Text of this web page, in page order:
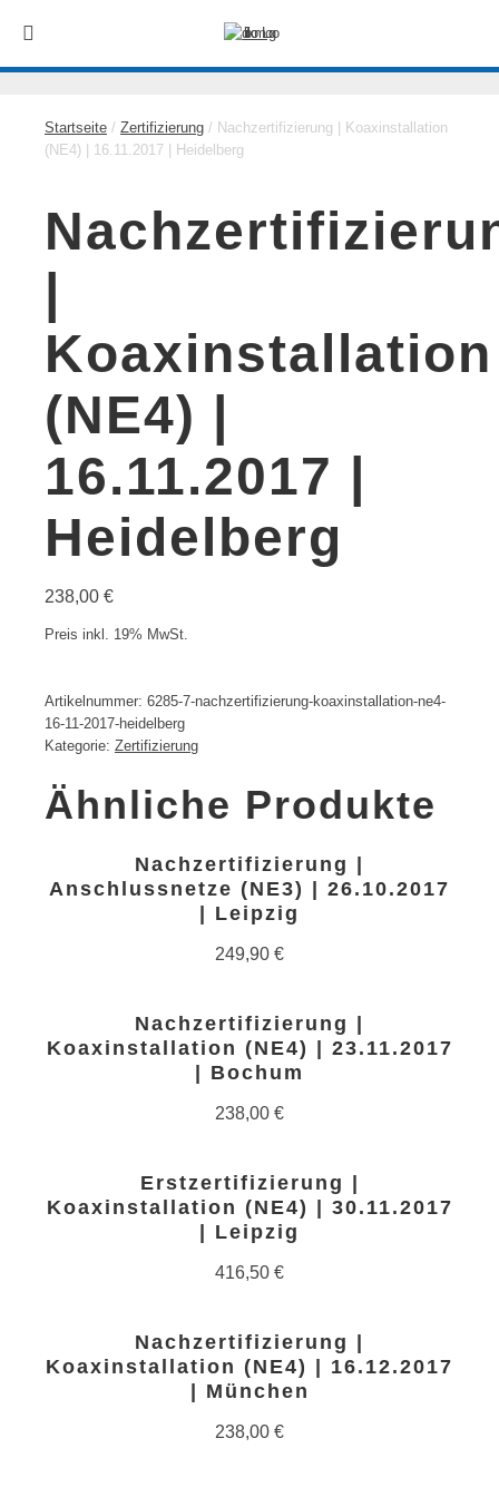
Startseite / Zertifizierung / Nachzertifizierung | Koaxinstallation
(NE4) | 16.11.2017 | Heidelberg
|
Koaxinstallation
(NE4) |
16.11.2017 |
Heidelberg
238,00 €
Preis inkl. 19% MwSt.
Artikelnummer: 6285-7-nachzertifizierung-koaxinstallation-ne4-
16-11-2017-heidelberg
Kategorie: Zertifizierung
Ähnliche Produkte
Nachzertifizierung |
Anschlussnetze (NE3) | 26.10.2017
| Leipzig
249,90 €
Nachzertifizierung |
Koaxinstallation (NE4) | 23.11.2017
| Bochum
238,00 €
Erstzertifizierung |
Koaxinstallation (NE4) | 30.11.2017
| Leipzig
416,50 €
Nachzertifizierung |
Koaxinstallation (NE4) | 16.12.2017
| München
238,00 €